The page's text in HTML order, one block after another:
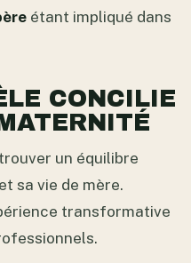
étant impliqué dans
CONCILIE
un équilibre
sa vie de mère.
transformative